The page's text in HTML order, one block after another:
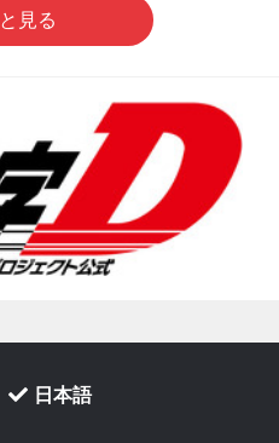
見る
日本語